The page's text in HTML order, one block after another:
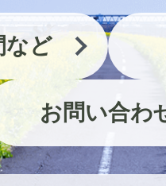
など
お問い合わ